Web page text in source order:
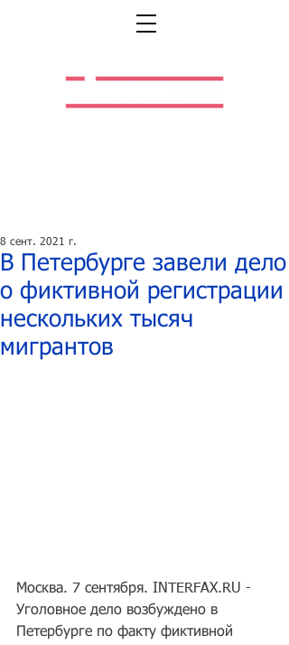
В Петербурге завели дело
о фиктивной регистрации
нескольких тысяч
мигрантов
8 сент. 2021 г.
Москва. 7 сентября. INTERFAX.RU -
Уголовное дело возбуждено в
Петербурге по факту фиктивной